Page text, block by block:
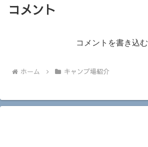
コメント
コメントを書き込む
ホーム キャンプ場紹介